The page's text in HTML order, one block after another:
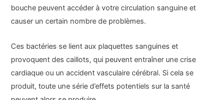
bouche peuvent accéder à votre circulation sanguine et
causer un certain nombre de problèmes.
Ces bactéries se lient aux plaquettes sanguines et
provoquent des caillots, qui peuvent entraîner une crise
cardiaque ou un accident vasculaire cérébral. Si cela se
produit, toute une série d’effets potentiels sur la santé